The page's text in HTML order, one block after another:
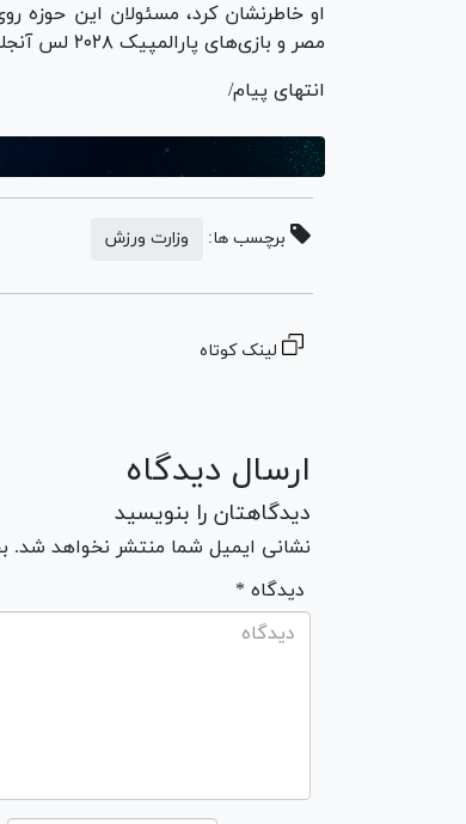
او خاطرنشان کرد، مسئولان این حوزه
مصر و بازی‌های پارالمپیک ۲۰۲۸ لس آنجلس افزایش دهد.
انتهای پیام/
برچسب ها: وزارت ورزش
لینک کوتاه
ارسال دیدگاه
دیدگاهتان را بنویسید
نشانی ایمیل شما منتشر نخواهد شد.
* دیدگاه